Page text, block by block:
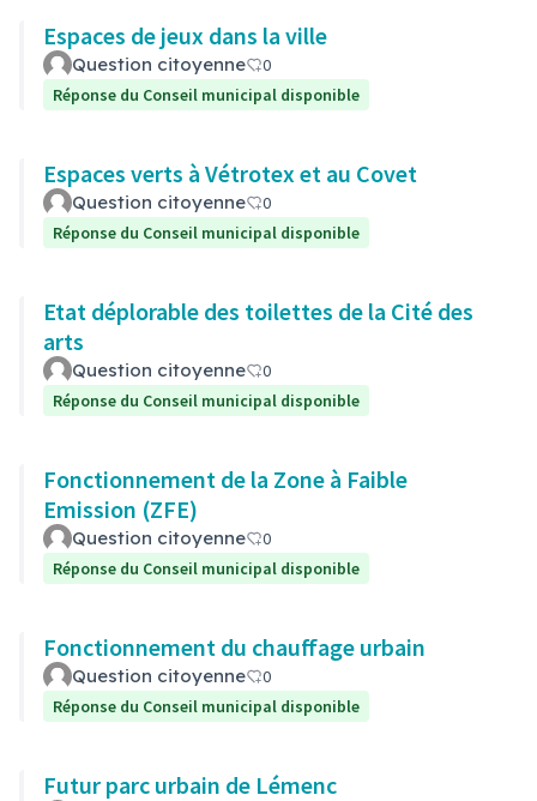
Espaces de jeux dans la ville
Question citoyenne
0
Réponse du Conseil municipal disponible
Espaces verts à Vétrotex et au Covet
Question citoyenne
0
Réponse du Conseil municipal disponible
Etat déplorable des toilettes de la Cité des
arts
Question citoyenne
0
Réponse du Conseil municipal disponible
Fonctionnement de la Zone à Faible
Emission (ZFE)
Question citoyenne
0
Réponse du Conseil municipal disponible
Fonctionnement du chauffage urbain
Question citoyenne
0
Réponse du Conseil municipal disponible
Futur parc urbain de Lémenc